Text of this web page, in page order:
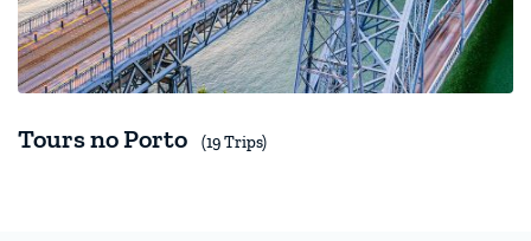
Tours no Porto (19 Trips)